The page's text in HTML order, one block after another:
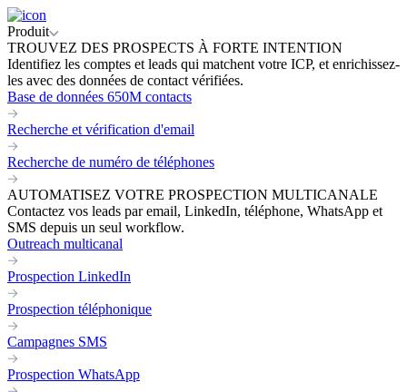
Produit
TROUVEZ DES PROSPECTS À FORTE INTENTION
Identifiez les comptes et leads qui matchent votre ICP, et enrichissez-
les avec des données de contact vérifiées.
Base de données 650M contacts
Recherche et vérification d'email
Recherche de numéro de téléphones
AUTOMATISEZ VOTRE PROSPECTION MULTICANALE
Contactez vos leads par email, LinkedIn, téléphone, WhatsApp et
SMS depuis un seul workflow.
Outreach multicanal
Prospection LinkedIn
Prospection téléphonique
Campagnes SMS
Prospection WhatsApp